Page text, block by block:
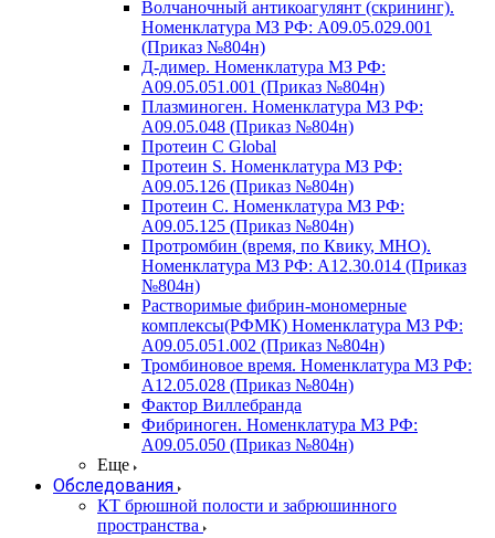
Волчаночный антикоагулянт (скрининг).
Номенклатура МЗ РФ: A09.05.029.001
(Приказ №804н)
Д-димер. Номенклатура МЗ РФ:
A09.05.051.001 (Приказ №804н)
Плазминоген. Номенклатура МЗ РФ:
A09.05.048 (Приказ №804н)
Протеин C Global
Протеин S. Номенклатура МЗ РФ:
A09.05.126 (Приказ №804н)
Протеин С. Номенклатура МЗ РФ:
A09.05.125 (Приказ №804н)
Протромбин (время, по Квику, МНО).
Номенклатура МЗ РФ: A12.30.014 (Приказ
№804н)
Растворимые фибрин-мономерные
комплексы(РФМК) Номенклатура МЗ РФ:
A09.05.051.002 (Приказ №804н)
Тромбиновое время. Номенклатура МЗ РФ:
A12.05.028 (Приказ №804н)
Фактор Виллебранда
Фибриноген. Номенклатура МЗ РФ:
A09.05.050 (Приказ №804н)
Еще
Обследования
КТ брюшной полости и забрюшинного
пространства